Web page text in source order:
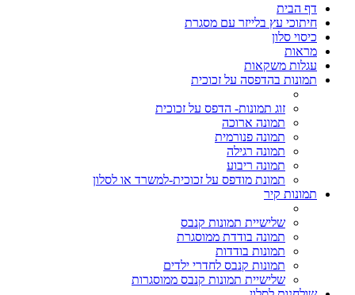
דף הבית
חיתוכי עץ בלייזר עם מסגרת
כיסוי סלון
מראות
עגלות משקאות
תמונות בהדפסה על זכוכית
זוג תמונות- הדפס על זכוכית
תמונה ארוכה
תמונה פנורמית
תמונה רגילה
תמונה ריבוע
תמונת מודפס על זכוכית-למשרד או לסלון
תמונות קיר
שלישיית תמונות קנבס
תמונה בודדת ממוסגרת
תמונות בודדות
תמונות קנבס לחדרי ילדים
שלישיית תמונות קנבס ממוסגרות